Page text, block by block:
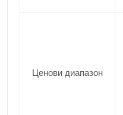
Ценови диапазон